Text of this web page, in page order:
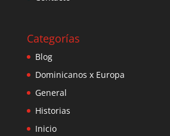
Categorías
Blog
Dominicanos x Europa
General
Historias
Inicio